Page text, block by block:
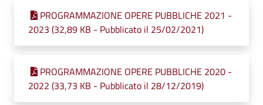
PROGRAMMAZIONE OPERE PUBBLICHE 2021 -
2023 (32,89 KB - Pubblicato il 25/02/2021)
PROGRAMMAZIONE OPERE PUBBLICHE 2020 -
2022 (33,73 KB - Pubblicato il 28/12/2019)